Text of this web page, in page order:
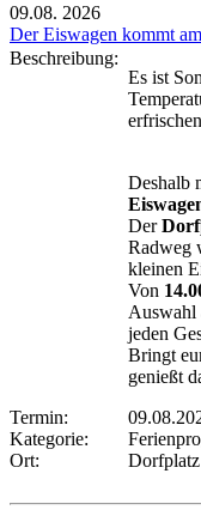
09.08. 2026
Der Eiswagen kommt
Beschreibung:
Es ist
Deshalb
Der
Radweg
kleinen
Von
Auswahl
jeden
Bringt
genießt
Termin:
Kategorie:
Ort:
Dorfplatz